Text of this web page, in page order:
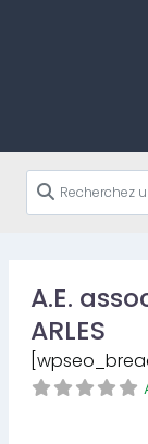
A.E.
ARLES